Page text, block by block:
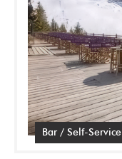
Bar / Self-Service